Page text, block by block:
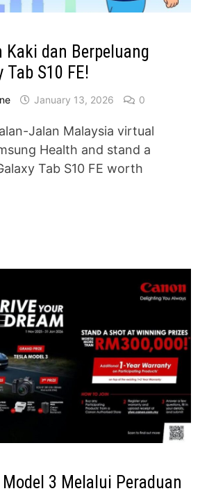
Kaki dan Berpeluang
Tab S10 FE!
January 13, 2026 0
Jalan Malaysia virtual
Health and stand a
Tab S10 FE worth
3 Melalui Peraduan